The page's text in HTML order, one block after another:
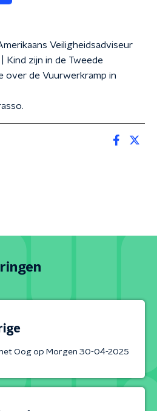
Veiligheidsadviseur
Kind zijn in de Tweede
over de Vuurwerkramp in
Oog op Morgen 30-04-2025